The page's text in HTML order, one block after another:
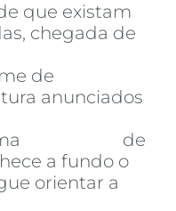
que existam
chegada de
de
anunciados
de
a fundo o
orientar a